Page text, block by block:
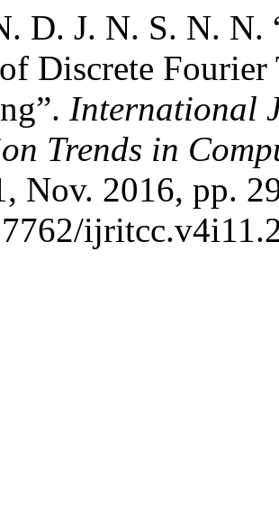
D. J. N. S. N. N.
Discrete
International
Trends in
Nov. 2016, pp.